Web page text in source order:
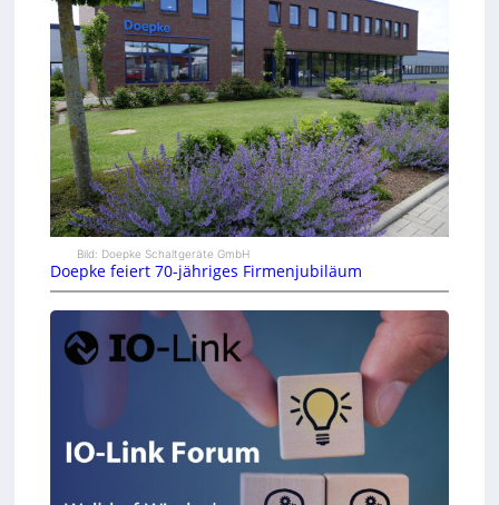
Bild: Doepke Schaltgeräte GmbH
Doepke feiert 70-jähriges Firmenjubiläum